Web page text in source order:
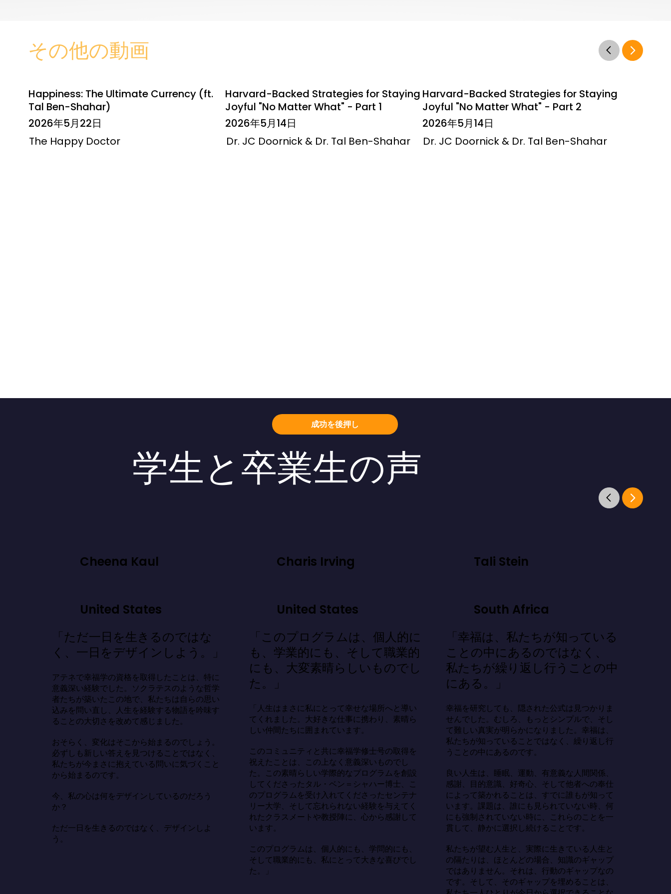
その他の動画
Happiness: The Ultimate Currency (ft.
Tal Ben-Shahar)
2026年5月22日
The Happy Doctor
Harvard-Backed Strategies for Staying
Joyful "No Matter What" - Part 1
2026年5月14日
Dr. JC Doornick & Dr. Tal Ben-Shahar
Harvard-Backed Strategies for Staying
Joyful "No Matter What" - Part 2
2026年5月14日
Dr. JC Doornick & Dr. Tal Ben-Shahar
成功を後押し
学生と卒業生の声
Cheena Kaul
United States
「ただ一日を生きるのではな
く、一日をデザインしよう。」
アテネで幸福学の資格を取得したことは、特に
意義深い経験でした。ソクラテスのような哲学
者たちが築いたこの地で、私たちは自らの思い
込みを問い直し、人生を経験する物語を吟味す
ることの大切さを改めて感じました。
おそらく、変化はそこから始まるのでしょう。
必ずしも新しい答えを見つけることではなく、
私たちが今まさに抱えている問いに気づくこと
から始まるのです。
今、私の心は何をデザインしているのだろう
か？
ただ一日を生きるのではなく、デザインしよ
う。
Charis Irving
United States
「このプログラムは、個人的に
も、学業的にも、そして職業的
にも、大変素晴らしいものでし
た。」
「人生はまさに私にとって幸せな場所へと導い
てくれました。大好きな仕事に携わり、素晴ら
しい仲間たちに囲まれています。
このコミュニティと共に幸福学修士号の取得を
祝えたことは、この上なく意義深いものでし
た。この素晴らしい学際的なプログラムを創設
してくださったタル・ベン＝シャハー博士、こ
のプログラムを受け入れてくださったセンテナ
リー大学、そして忘れられない経験を与えてく
れたクラスメートや教授陣に、心から感謝して
います。
このプログラムは、個人的にも、学問的にも、
そして職業的にも、私にとって大きな喜びでし
た。」
Tali Stein
South Africa
「幸福は、私たちが知っている
ことの中にあるのではなく、
私たちが繰り返し行うことの中
にある。」
幸福を研究しても、隠された公式は見つかりま
せんでした。むしろ、もっとシンプルで、そし
て難しい真実が明らかになりました。幸福は、
私たちが知っていることではなく、繰り返し行
うことの中にあるのです。
良い人生は、睡眠、運動、有意義な人間関係、
感謝、目的意識、好奇心、そして他者への奉仕
によって築かれることは、すでに誰もが知って
います。課題は、誰にも見られていない時、何
にも強制されていない時に、これらのことを一
貫して、静かに選択し続けることです。
私たちが望む人生と、実際に生きている人生と
の隔たりは、ほとんどの場合、知識のギャップ
ではありません。それは、行動のギャップなの
です。そして、そのギャップを埋めることは、